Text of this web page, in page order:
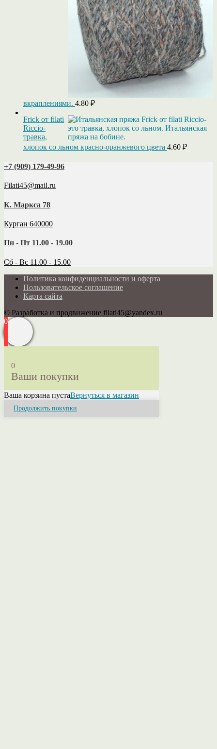
вкраплениями. 4.80 ₽
Frick от filati
Riccio-
травка,
хлопок со льном красно-оранжевого цвета 4.60 ₽
+7 (909) 179‑49-96
Filati45@mail.ru
К. Маркса 78
Курган 640000
Пн - Пт 11.00 - 19.00
Сб - Вс 11.00 - 15.00
Политика конфиденциальности и оферта
Пользовательское соглашение
Карта сайта
© Разработка и продвижение filati45@yandex.ru
0
0
Ваши покупки
Ваша корзина пустаВернуться в магазин
Продолжить покупки